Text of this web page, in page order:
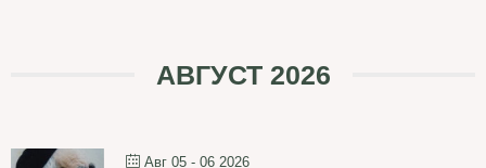
АВГУСТ 2026
Авг 05 - 06 2026